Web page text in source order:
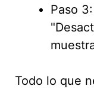
Paso
Todo lo que